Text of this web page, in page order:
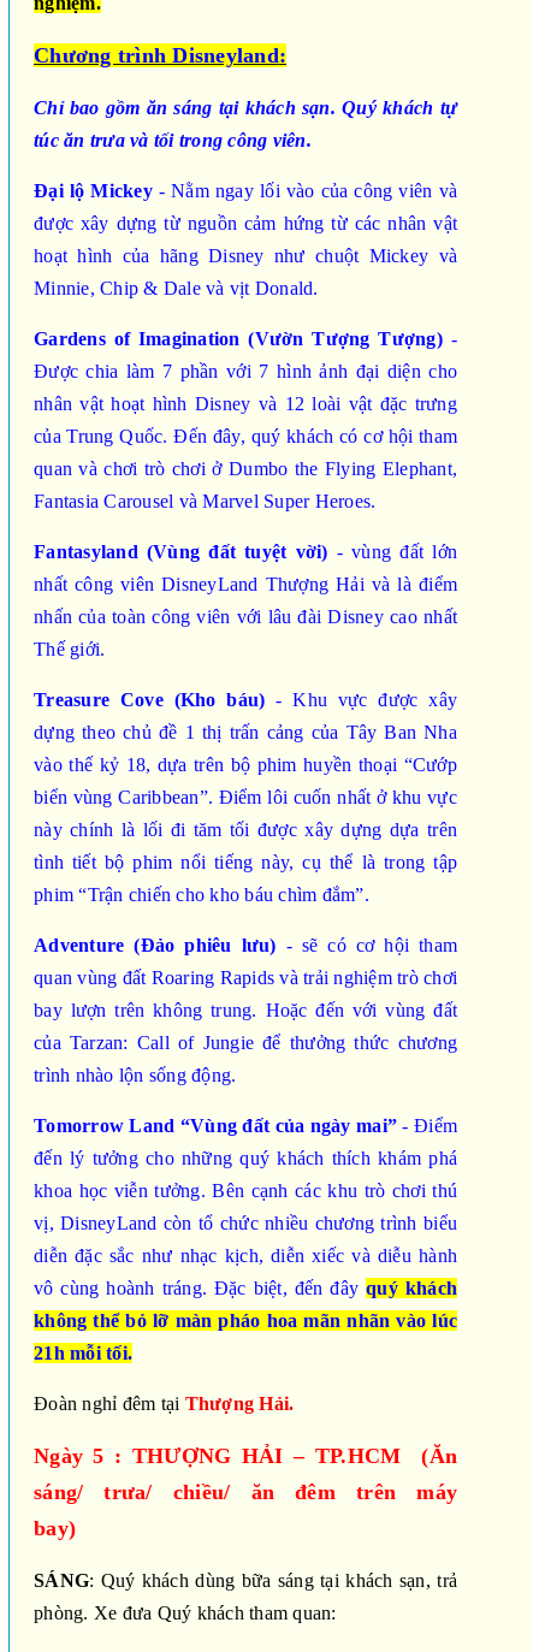
Chương trình Disneyland:
Chỉ bao gồm ăn sáng tại khách sạn. Quý khách tự
túc ăn trưa và tối trong công viên.
Đại lộ Mickey - Nằm ngay lối vào của công viên và
được xây dựng từ nguồn cảm hứng từ các nhân vật
hoạt hình của hãng Disney như chuột Mickey và
Minnie, Chip & Dale và vịt Donald.
Gardens of Imagination (Vườn Tượng Tượng)-
Được chia làm 7 phần với 7 hình ảnh đại diện cho
nhân vật hoạt hình Disney và 12 loài vật đặc trưng
của Trung Quốc. Đến đây, quý khách có cơ hội tham
quan và chơi trò chơi ở Dumbo the Flying Elephant,
Fantasia Carousel và Marvel Super Heroes.
Fantasyland (Vùng đất tuyệt vời) - vùng đất lớn
nhất công viên DisneyLand Thượng Hải và là điểm
nhấn của toàn công viên với lâu đài Disney cao nhất
Thế giới.
Treasure Cove (Kho báu) - Khu vực được xây
dựng theo chủ đề 1 thị trấn cảng của Tây Ban Nha
vào thế kỷ 18, dựa trên bộ phim huyền thoại “Cướp
biển vùng Caribbean”. Điểm lôi cuốn nhất ở khu vực
này chính là lối đi tăm tối được xây dựng dựa trên
tình tiết bộ phim nổi tiếng này, cụ thể là trong tập
phim “Trận chiến cho kho báu chìm đắm”.
Adventure (Đảo phiêu lưu) - sẽ có cơ hội tham
quan vùng đất Roaring Rapids và trải nghiệm trò chơi
bay lượn trên không trung. Hoặc đến với vùng đất
của Tarzan: Call of Jungie để thưởng thức chương
trình nhào lộn sống động.
Tomorrow Land “Vùng đất của ngày mai” - Điểm
đến lý tưởng cho những quý khách thích khám phá
khoa học viễn tưởng. Bên cạnh các khu trò chơi thú
vị, DisneyLand còn tổ chức nhiều chương trình biểu
diễn đặc sắc như nhạc kịch, diễn xiếc và diễu hành
vô cùng hoành tráng. Đặc biệt, đến đâyquý khách
không thể bỏ lỡ màn pháo hoa mãn nhãn vào lúc
21h mỗi tối.
Đoàn nghỉ đêm tại Thượng Hải.
Ngày 5 : THƯỢNG HẢI – TP.HCM (Ăn
sáng/ trưa/ chiều/ ăn đêm trên máy
bay)
SÁNG: Quý khách dùng bữa sáng tại khách sạn, trả
phòng. Xe đưa Quý khách tham quan: